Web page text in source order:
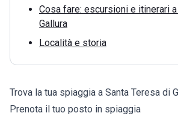
Cosa fare: escursioni e itinerari
Gallura
Località e storia
Trova la tua spiaggia a Santa Teresa di
Prenota il tuo posto in spiaggia